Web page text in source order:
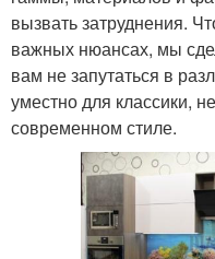
вызвать затруднения.
важных нюансах, мы
вам не запутаться в
уместно для классики,
современном стиле.